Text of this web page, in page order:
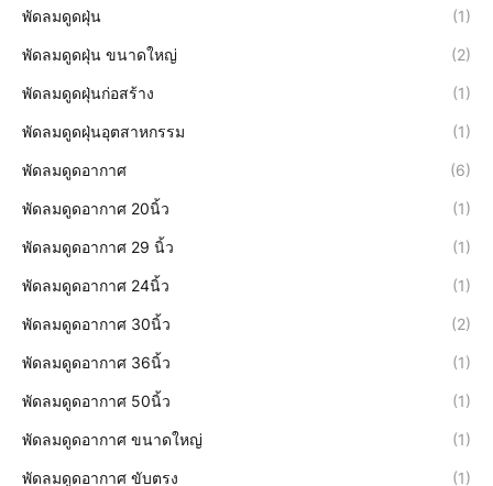
พัดลมดูดฝุ่น (1)
พัดลมดูดฝุ่น ขนาดใหญ่ (2)
พัดลมดูดฝุ่นก่อสร้าง (1)
พัดลมดูดฝุ่นอุตสาหกรรม (1)
พัดลมดูดอากาศ (6)
พัดลมดูดอากาศ 20นิ้ว (1)
พัดลมดูดอากาศ 29 นิ้ว (1)
พัดลมดูดอากาศ 24นิ้ว (1)
พัดลมดูดอากาศ 30นิ้ว (2)
พัดลมดูดอากาศ 36นิ้ว (1)
พัดลมดูดอากาศ 50นิ้ว (1)
พัดลมดูดอากาศ ขนาดใหญ่ (1)
พัดลมดูดอากาศ ขับตรง (1)